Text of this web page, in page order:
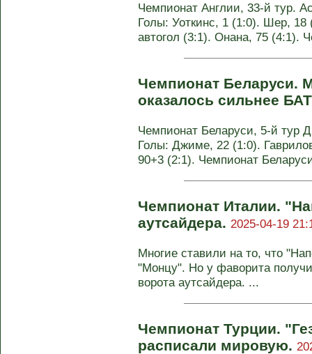
Чемпионат Англии, 33-й тур.
Голы: Уоткинс, 1 (1:0). Шер,
автогол (3:1). Онана, 75 (4:1).
Чемпионат Беларуси.
оказалось сильнее
Чемпионат Беларуси, 5-й тур
Голы: Джиме, 22 (1:0).
90+3 (2:1). Чемпионат
Чемпионат Италии.
аутсайдера. 2025-04-19
Многие ставили на то, что
"Монцу". Но у фаворита
ворота аутсайдера. ...
Чемпионат Турции.
расписали мировую.